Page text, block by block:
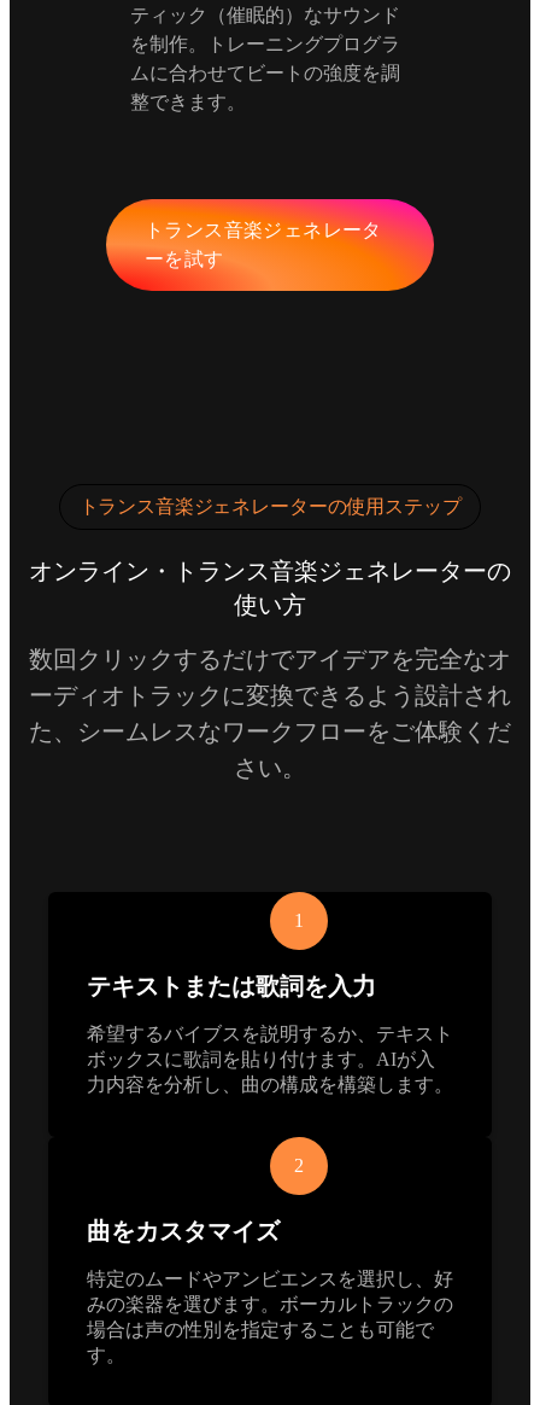
ティック（催眠的）なサウンド
を制作。トレーニングプログラ
ムに合わせてビートの強度を調
整できます。
トランス音楽ジェネレータ
ーを試す
トランス音楽ジェネレーターの使用ステップ
オンライン・トランス音楽ジェネレーターの
使い方
数回クリックするだけでアイデアを完全なオ
ーディオトラックに変換できるよう設計され
た、シームレスなワークフローをご体験くだ
さい。
1
テキストまたは歌詞を入力
希望するバイブスを説明するか、テキスト
ボックスに歌詞を貼り付けます。AIが入
力内容を分析し、曲の構成を構築します。
2
曲をカスタマイズ
特定のムードやアンビエンスを選択し、好
みの楽器を選びます。ボーカルトラックの
場合は声の性別を指定することも可能で
す。